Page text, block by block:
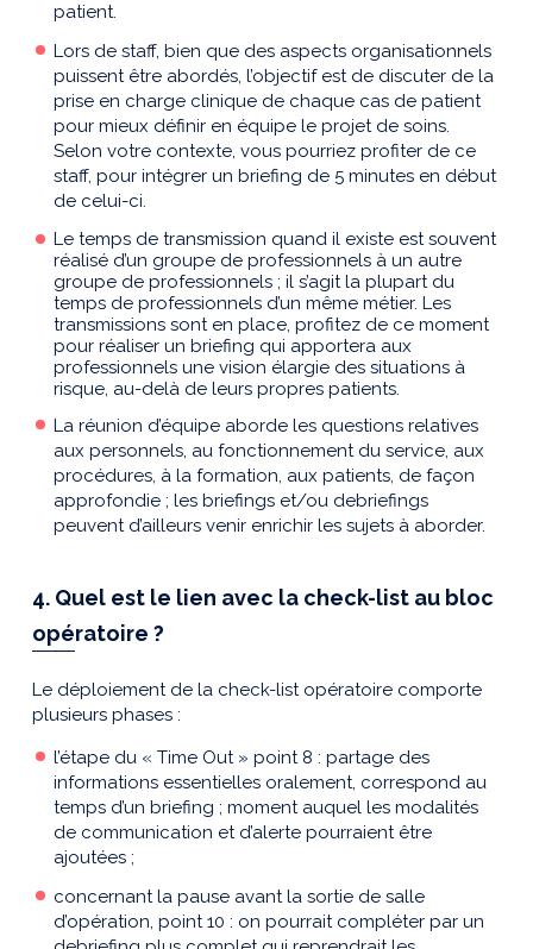
patient.
Lors de staff, bien que des aspects organisationnels
puissent être abordés, l’objectif est de discuter de la
prise en charge clinique de chaque cas de patient
pour mieux définir en équipe le projet de soins.
Selon votre contexte, vous pourriez profiter de ce
staff, pour intégrer un briefing de 5 minutes en début
de celui-ci.
Le temps de transmission quand il existe est souvent
réalisé d’un groupe de professionnels à un autre
groupe de professionnels ; il s’agit la plupart du
temps de professionnels d’un même métier. Les
transmissions sont en place, profitez de ce moment
pour réaliser un briefing qui apportera aux
professionnels une vision élargie des situations à
risque, au-delà de leurs propres patients.
La réunion d’équipe aborde les questions relatives
aux personnels, au fonctionnement du service, aux
procédures, à la formation, aux patients, de façon
approfondie ; les briefings et/ou debriefings
peuvent d’ailleurs venir enrichir les sujets à aborder.
4. Quel est le lien avec la check-list au bloc
opératoire ?
Le déploiement de la check-list opératoire comporte
plusieurs phases :
l’étape du « Time Out » point 8 : partage des
informations essentielles oralement, correspond au
temps d’un briefing ; moment auquel les modalités
de communication et d’alerte pourraient être
ajoutées ;
concernant la pause avant la sortie de salle
d’opération, point 10 : on pourrait compléter par un